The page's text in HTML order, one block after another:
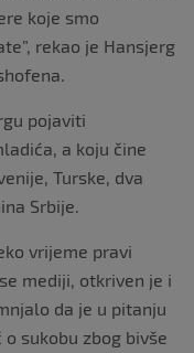
koje smo
rekao je Hansjerg
pojaviti
a koju čine
Turske, dva
Srbije.
vrijeme pravi
mediji, otkriven je i
da je u pitanju
sukobu zbog bivše